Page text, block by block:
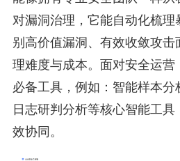
对漏洞治理，它能自动化梳理
别高价值漏洞、有效收敛攻
理难度与成本。面对安全运
必备工具，例如：智能样本分
日志研判分析等核心智能工
效协同。